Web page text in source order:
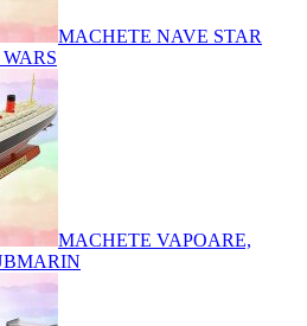
MACHETE NAVE STAR
MACHETE VAPOARE,